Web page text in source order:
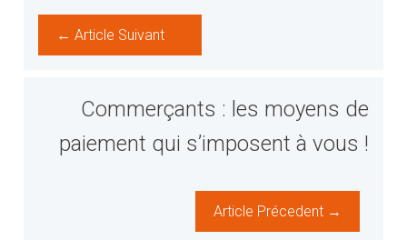
← Article Suivant
Commerçants : les moyens de
paiement qui s’imposent à vous !
Article Précedent →